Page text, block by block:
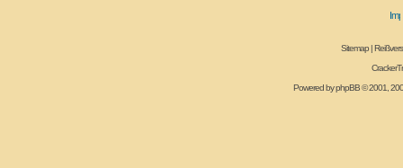
Sitemap|
Powered byphpBB© 2001,